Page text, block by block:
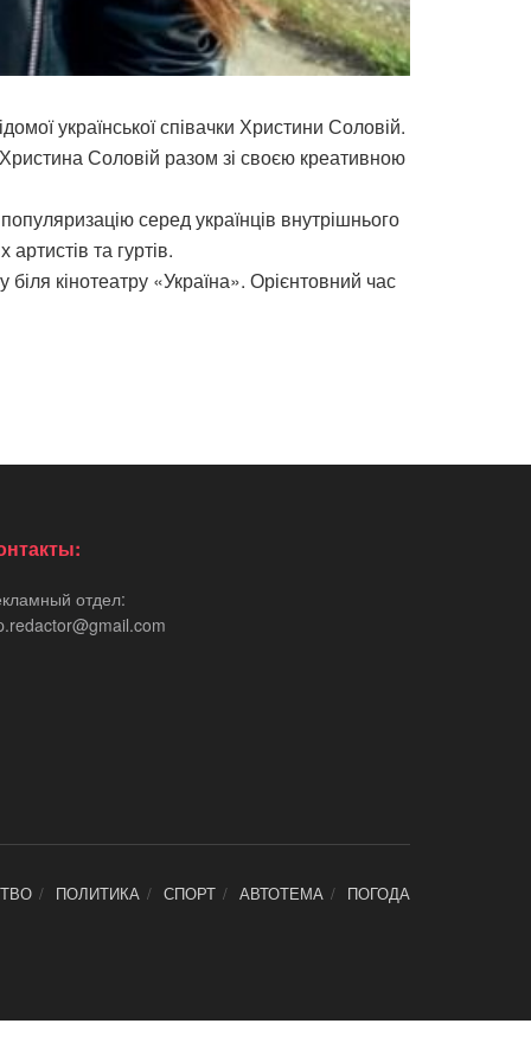
української співачки Христини Соловій.
Соловій разом зі своєю креативною
серед українців внутрішнього
та гуртів.
кінотеатру «Україна». Орієнтовний час
отдел:
ПОЛИТИКА СПОРТ АВТОТЕМА ПОГОДА